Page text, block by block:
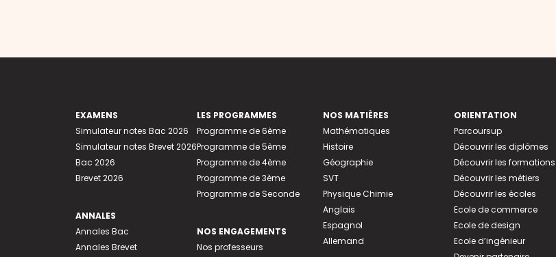
EXAMENS
Simulateur notes Bac 2026
Simulateur notes Brevet 2026
Bac 2026
Brevet 2026
ANNALES
Annales Bac
Annales Brevet
LES PROGRAMMES
Programme de 6ème
Programme de 5ème
Programme de 4ème
Programme de 3ème
Programme de Seconde
NOS ENGAGEMENTS
Nos professeurs
NOS MATIÈRES
Mathématiques
Histoire
Géographie
SVT
Physique Chimie
Anglais
Espagnol
Allemand
ORIENTATION
Parcoursup
Découvrir les diplômes
Découvrir les formations
Découvrir les métiers
Découvrir les écoles
Ecole de commerce
Ecole de design
Ecole d’ingénieur